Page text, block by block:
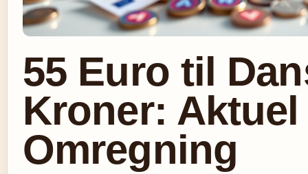
55 Euro til
Kroner:
Omregning